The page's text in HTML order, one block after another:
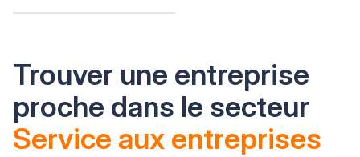
Trouver une entreprise
proche dans le secteur
Service aux entreprises